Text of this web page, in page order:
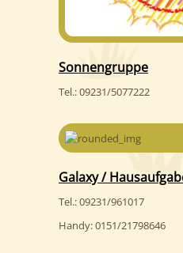
Sonnengruppe
Tel.: 09231/5077222
Galaxy /
Tel.: 09231/961017
Handy: 0151/21798646